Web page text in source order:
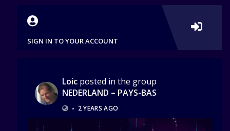
SIGN IN TO YOUR ACCOUNT
Loicposted in the group
NEDERLAND – PAYS-BAS
• 2 YEARS AGO